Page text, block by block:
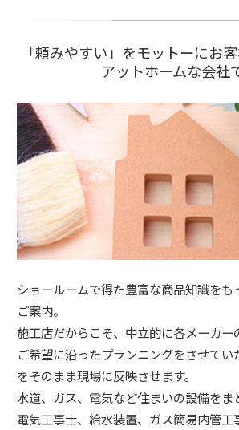
「頼みやすい」をモットーにお
アットホームな会社
ショールームで得た豊富な商品知識を
ご案内。
施工店だからこそ、中立的に各メーカー
ご希望に沿ったプランニングをさせてい
をそのまま現場に反映させます。
水道、ガス、電気など住まいの設備をま
電気工事士、給水装置、ガス簡易内管